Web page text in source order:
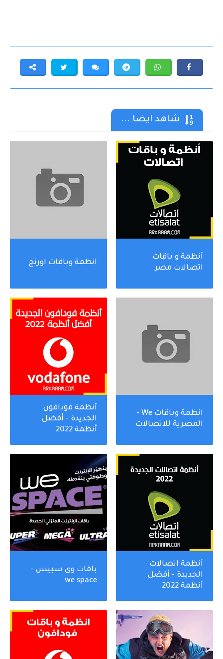
شاهد ايضا ...
أنظمة و باقات
اتصالات مصر
انظمة وباقات اورنج
انظمة وباقات We -
المصرية للاتصالات
أنظمة فودافون
الجديدة - أفضل
أنظمة 2022
أنظمة اتصالات
الجديدة - أفضل
أنظمة 2022
باقات وى سبيس -
we space